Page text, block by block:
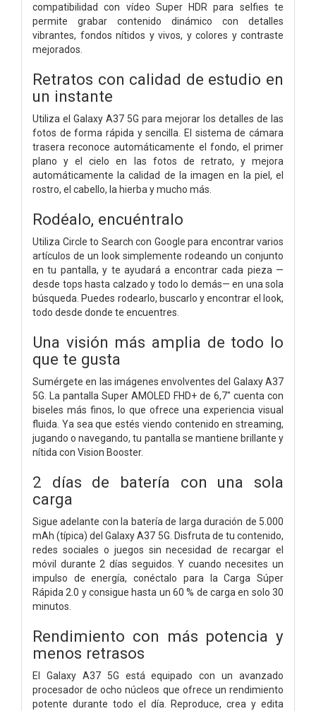
compatibilidad con vídeo Super HDR para selfies te
permite grabar contenido dinámico con detalles
vibrantes, fondos nítidos y vivos, y colores y contraste
mejorados.
Retratos con calidad de estudio en
un instante
Utiliza el Galaxy A37 5G para mejorar los detalles de las
fotos de forma rápida y sencilla. El sistema de cámara
trasera reconoce automáticamente el fondo, el primer
plano y el cielo en las fotos de retrato, y mejora
automáticamente la calidad de la imagen en la piel, el
rostro, el cabello, la hierba y mucho más.
Rodéalo, encuéntralo
Utiliza Circle to Search con Google para encontrar varios
artículos de un look simplemente rodeando un conjunto
en tu pantalla, y te ayudará a encontrar cada pieza —
desde tops hasta calzado y todo lo demás— en una sola
búsqueda. Puedes rodearlo, buscarlo y encontrar el look,
todo desde donde te encuentres.
Una visión más amplia de todo lo
que te gusta
Sumérgete en las imágenes envolventes del Galaxy A37
5G. La pantalla Super AMOLED FHD+ de 6,7" cuenta con
biseles más finos, lo que ofrece una experiencia visual
fluida. Ya sea que estés viendo contenido en streaming,
jugando o navegando, tu pantalla se mantiene brillante y
nítida con Vision Booster.
2 días de batería con una sola
carga
Sigue adelante con la batería de larga duración de 5.000
mAh (típica) del Galaxy A37 5G. Disfruta de tu contenido,
redes sociales o juegos sin necesidad de recargar el
móvil durante 2 días seguidos. Y cuando necesites un
impulso de energía, conéctalo para la Carga Súper
Rápida 2.0 y consigue hasta un 60 % de carga en solo 30
minutos.
Rendimiento con más potencia y
menos retrasos
El Galaxy A37 5G está equipado con un avanzado
procesador de ocho núcleos que ofrece un rendimiento
potente durante todo el día. Reproduce, crea y edita